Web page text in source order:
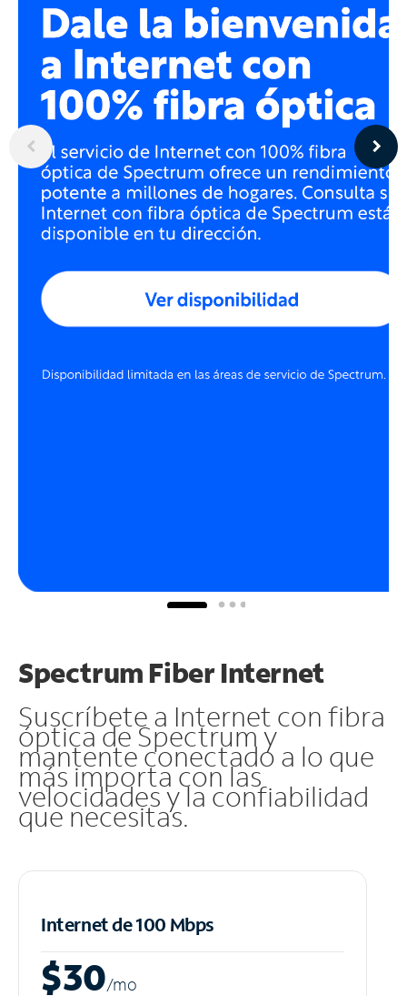
Spectrum Fiber Internet
Suscríbete a Internet con fibra
óptica de Spectrum y
mantente conectado a lo que
más importa con las
velocidades y la confiabilidad
que necesitas.
Internet de 100 Mbps
$30/mo